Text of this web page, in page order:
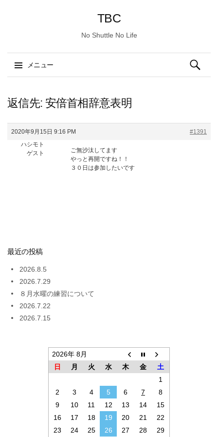
TBC
No Shuttle No Life
メニュー
ン
ン
ツ
検
索:
返信先: 安倍首相辞意表明
2020年9月15日 9:16 PM
#1391
ハシモト
ゲスト
ご無沙汰してます
やっと再開ですね！！
３０日は参加したいです
最近の投稿
2026.8.5
2026.7.29
８月水曜の練習について
2026.7.22
2026.7.15
2026年 8月
日
月 火 水 木 金
土
1
2
3 4 5 6 7
8
9
10 11 12 13 14
15
16
17 18 19 20 21
22
23
24 25 26 27 28 29